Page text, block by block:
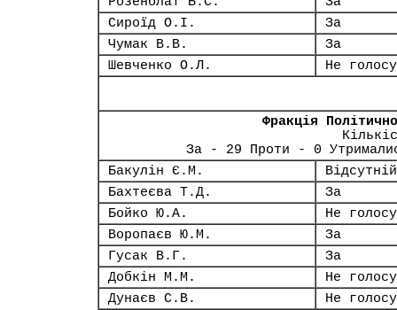
Сироїд О.І.
За
Чумак В.В.
За
Шевченко О.Л.
Не
Фракція
За - 29 Проти - 0
Бакулін Є.М.
Відсутній
Бахтеєва Т.Д.
За
Бойко Ю.А.
Не
Воропаєв Ю.М.
За
Гусак В.Г.
За
Добкін М.М.
Не
Дунаєв С.В.
Не